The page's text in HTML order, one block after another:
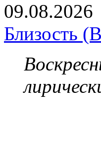
09.08.2026
Близость